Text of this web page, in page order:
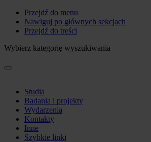
Przejdź do menu
Nawiguj po głównych sekcjach
Przejdź do treści
Wybierz kategorię wyszukiwania
Studia
Badania i projekty
Wydarzenia
Kontakty
Inne
Szybkie linki